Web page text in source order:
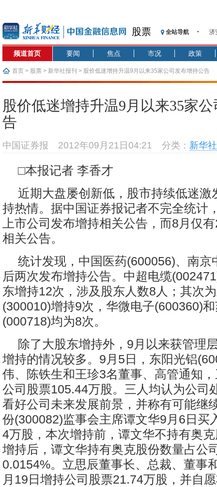
股票 全站导航
济
【
【
济
在
沥
频道首页 要闻 焦点 市况 政策
首页 > 股票 > 新华社报刊 > 股价低迷增持升温9月以来35家公司发布增持公告
股价低迷增持升温9月以来35家
告
中国证券报 2012年09月21日04:21 分类： 新华
□本报记者 李香才
近期大盘屡创新低，股市持续低迷激
持热情。据中国证券报记者不完全统计
上市公司发布增持相关公告，而8月仅
相关公告。
统计发现，中国医药(600056)、南京
后两次发布增持公告。中超电缆
东增持12次，涉及股东人数8人；其次
(300010)增持9次，华微电子(600360)
(000718)均为8次。
除了大股东增持外，9月以来获管理
增持的情况较多。9月5日，东阳光铝
伟、陈铁生和王珍3名董事、高管通知
公司股票105.44万股。三人均认为公司
看好公司未来发展前景，并称有可能继
份(300082)监事会主席谭文华9月6日买
4万股，本次增持前，谭文华不持有奥
增持后，谭文华持有奥克股份数量占公
0.0154%。立思辰董事长、总裁、董事
月19日增持公司股票21.74万股，并自